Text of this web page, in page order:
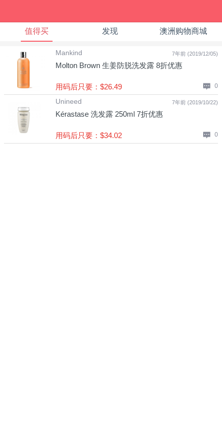
值得买 发现 澳洲购物商城
7年前 (2019/12/05)
Mankind
Molton Brown 生姜防脱洗发露 8折优惠
用码后只要：$26.49 0
7年前 (2019/10/22)
Unineed
Kérastase 洗发露 250ml 7折优惠
用码后只要：$34.02 0